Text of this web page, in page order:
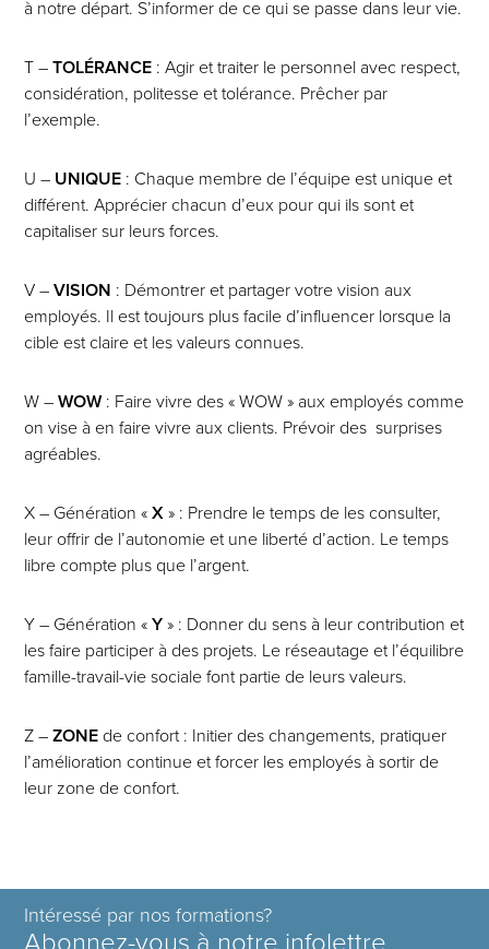
à notre départ. S’informer de ce qui se passe dans leur vie.
T –TOLÉRANCE : Agir et traiter le personnel avec respect,
considération, politesse et tolérance. Prêcher par
l’exemple.
U – UNIQUE : Chaque membre de l’équipe est unique et
différent. Apprécier chacun d’eux pour qui ils sont et
capitaliser sur leurs forces.
V –VISION : Démontrer et partager votre vision aux
employés. Il est toujours plus facile d’influencer lorsque la
cible est claire et les valeurs connues.
W –WOW: Faire vivre des « WOW » aux employés comme
on vise à en faire vivre aux clients. Prévoir des surprises
agréables.
X – Génération «X » : Prendre le temps de les consulter,
leur offrir de l’autonomie et une liberté d’action. Le temps
libre compte plus que l’argent.
Y – Génération «Y » : Donner du sens à leur contribution et
les faire participer à des projets. Le réseautage et l’équilibre
famille-travail-vie sociale font partie de leurs valeurs.
Z –ZONE de confort : Initier des changements, pratiquer
l’amélioration continue et forcer les employés à sortir de
leur zone de confort.
Intéressé par nos formations?